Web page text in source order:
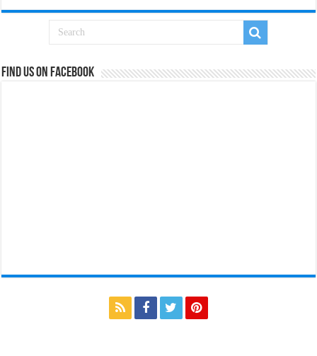
Find us on Facebook